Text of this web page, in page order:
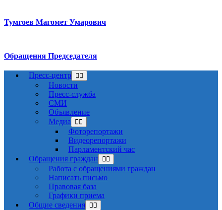
Тумгоев Магомет Умарович
Обращения Председателя
Пресс-центр
Новости
Пресс-служба
СМИ
Объявление
Медиа
Фоторепортажи
Видеорепортажи
Парламентский час
Обращения граждан
Работа с обращениями граждан
Написать письмо
Правовая база
Графики приема
Общие сведения